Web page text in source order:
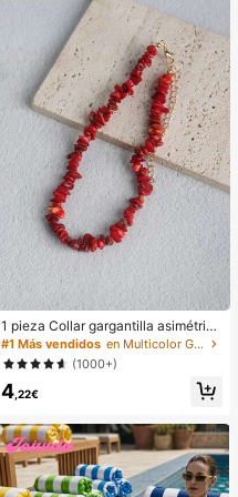
1 pieza Collar gargantilla asimétrico
ajustable de estilo bohemio en colo
r rojo natural, joyería de uso diario Y
2K, regalo para el Día de la Madre
#1 Más vendidos
en Multicolor Gargantillas para mujer
(1000+)
4 ,22€